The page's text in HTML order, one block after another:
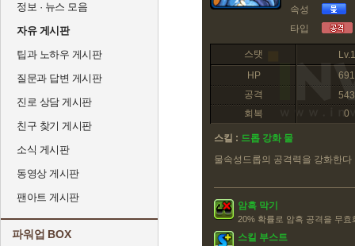
정보 · 뉴스 모음
자유 게시판
팁과 노하우 게시판
질문과 답변 게시판
진로 상담 게시판
친구 찾기 게시판
소식 게시판
동영상 게시판
팬아트 게시판
파워업 BOX
속성
타입
스탯
Lv.1
HP
691
공격
543
회복
0
스킬 : 드롭 강화 물
물속성드롭의 공격력을 강화한다
암흑 막기
20% 확률로 암흑 공격을 무효
스킬 부스트